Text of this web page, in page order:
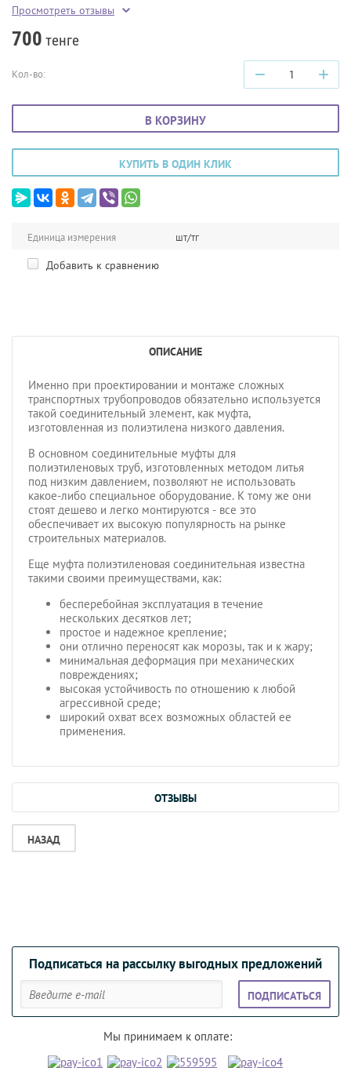
Просмотреть отзывы
700 тенге
Кол-во: − +
В КОРЗИНУ
КУПИТЬ В ОДИН КЛИК
Единица измерения шт/тг
Добавить к сравнению
ОПИСАНИЕ
Именно при проектировании и монтаже сложных
транспортных трубопроводов обязательно используется
такой соединительный элемент, как муфта,
изготовленная из полиэтилена низкого давления.
В основном соединительные муфты для
полиэтиленовых труб, изготовленных методом литья
под низким давлением, позволяют не использовать
какое-либо специальное оборудование. К тому же они
стоят дешево и легко монтируются - все это
обеспечивает их высокую популярность на рынке
строительных материалов.
Еще муфта полиэтиленовая соединительная известна
такими своими преимуществами, как:
бесперебойная эксплуатация в течение
нескольких десятков лет;
простое и надежное крепление;
они отлично переносят как морозы, так и к жару;
минимальная деформация при механических
повреждениях;
высокая устойчивость по отношению к любой
агрессивной среде;
широкий охват всех возможных областей ее
применения.
ОТЗЫВЫ
НАЗАД
Подписаться на рассылку выгодных предложений
ПОДПИСАТЬСЯ
Мы принимаем к оплате: